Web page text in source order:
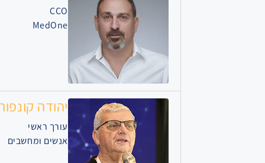
CCO
MedOne
יהודה
עורך ראשי
אנשים ומחשבים